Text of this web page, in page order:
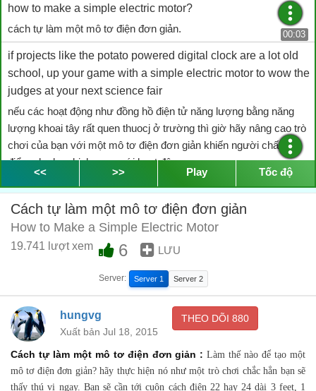
how to make a simple electric motor?
cách tự làm một mô tơ điện đơn giản.
00:03
if projects like the potato powered digital clock are a lot old
school, up your game with a simple electric motor to wow the
judges at your next science fair
nếu các hoạt động như đồng hồ điện tử năng lượng bằng năng
lượng khoai tây rất quen thuocj ở trường thì giờ hãy nâng cao trò
chơi của bạn với một mô tơ điện đơn giản khiến người chấm
điểm cho bạn kinh ngạc với hoạt động sau.
00:06
you will need 3-ft insulated 22 or 24 gauge wire
bạn sẽ cần tơi cuộn cách điện 22 hay 24 dài 3 feet.
1 D-cell battery wire a pair of wire strippers permanent
marker, 1 plastic cup, 2 disk magnets, 2 large paper clips, 2
large rubbers and 4 alligator cable clips.
một cuộn phim điện chữ D, một cặp cuộn dây, một bút dạ từ, một
cốc nhựa, hai nam châm đĩa, hai kẹp giấy lớn, hai dây cao su lớn
và bốn bút kẹp.
step 1: coil the wire around the D-cell battery several times.
remove the coil and wrap the ends around two sides of the
coil to hold it in place. leave 3 inches of wire lead on each
<< >> Play Tốc độ
Cách tự làm một mô tơ điện đơn giản
How to Make a Simple Electric Motor
19.741 lượt xem 6 LƯU
Server: Server 1 Server 2
hungvg
Xuất bản Jul 18, 2015
THEO DÕI 880
Cách tự làm một mô tơ điện đơn giản :Làm thế nào để tạo một
mô tơ điện đơn giản? hãy thực hiện nó như một trò chơi chắc hẳn bạn sẽ
thấy thú vị ngay. Bạn sẽ cần tới cuôn cách điện 22 hay 24 dài 3 feet, 1